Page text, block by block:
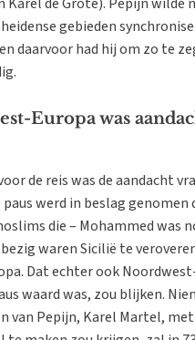
gebieden
daarvoor had hij om zo te
Europa was
de reis was de aandacht
paus werd in beslag
die – Mohammed was
waren Sicilië te
Dat echter ook
waard was, zou blijken.
van Pepijn, Karel Martel,